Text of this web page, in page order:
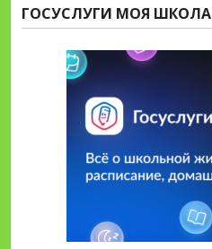
ГОСУСЛУГИ МОЯ ШКОЛА